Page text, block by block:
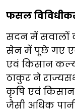
फसल
सदन में सवालों
सेन में पूछे गए
एवं किसान
ठाकुर ने
कृषि एवं
जैसी अधिक